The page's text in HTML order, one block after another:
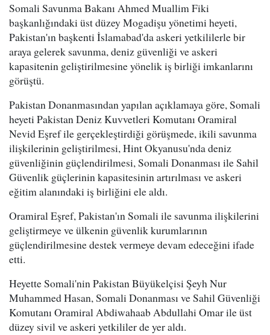
Somali Savunma Bakanı Ahmed Muallim Fiki
başkanlığındaki üst düzey Mogadişu yönetimi heyeti,
Pakistan'ın başkenti İslamabad'da askeri yetkililerle bir
araya gelerek savunma, deniz güvenliği ve askeri
kapasitenin geliştirilmesine yönelik iş birliği imkanlarını
görüştü.
Pakistan Donanmasından yapılan açıklamaya göre, Somali
heyeti Pakistan Deniz Kuvvetleri Komutanı Oramiral
Nevid Eşref ile gerçekleştirdiği görüşmede, ikili savunma
ilişkilerinin geliştirilmesi, Hint Okyanusu'nda deniz
güvenliğinin güçlendirilmesi, Somali Donanması ile Sahil
Güvenlik güçlerinin kapasitesinin artırılması ve askeri
eğitim alanındaki iş birliğini ele aldı.
Oramiral Eşref, Pakistan'ın Somali ile savunma ilişkilerini
geliştirmeye ve ülkenin güvenlik kurumlarının
güçlendirilmesine destek vermeye devam edeceğini ifade
etti.
Heyette Somali'nin Pakistan Büyükelçisi Şeyh Nur
Muhammed Hasan, Somali Donanması ve Sahil Güvenliği
Komutanı Oramiral Abdiwahaab Abdullahi Omar ile üst
düzey sivil ve askeri yetkililer de yer aldı.